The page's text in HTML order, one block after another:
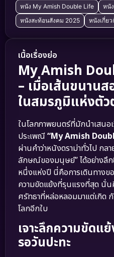
หนัง My Amish Double Life
หนั
หนังสะท้อนสังคม 2025
หนังเกี่ย
เนื้อเรื่องย่อ
My Amish
– เมื่อเส้นขนาน
ในสมรภูมิแห่งตั
ในโลกภาพยนตร์ที่มักนำเสนอ
ประเพณี“My Amish
ผ่านคำว่าหนังดราม่าทั่วไป กล
ลักษณ์ของมนุษย์” ได้อย่างลึก
หนึ่งแห่งปี นี่คือการเดินทาง
ความขัดแย้งที่รุนแรงที่สุด นั่น
ศรัทธาที่หล่อหลอมมาแต่เกิด
โลกอีกใบ
เจาะลึกความขัดแ
รอวันปะทะ